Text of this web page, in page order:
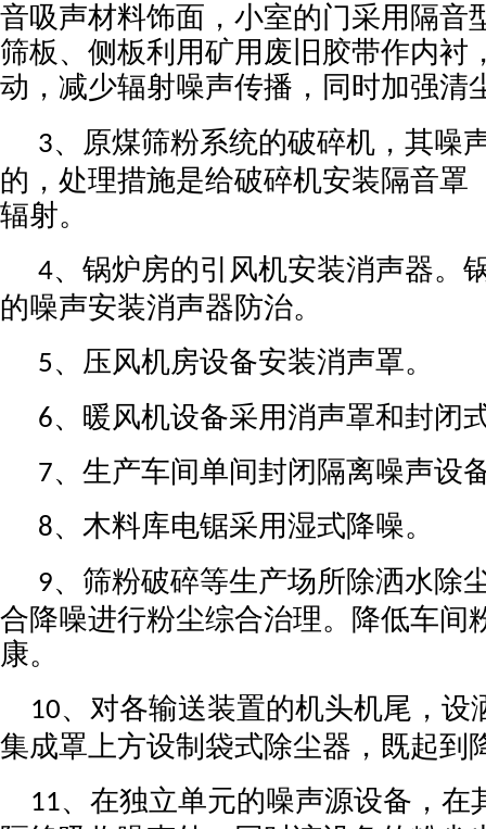
音吸声材料饰面，小室的门采用隔音
筛板、侧板利用矿用废旧胶带作内衬
动，减少辐射噪声传播，同时加强清
3、原煤筛粉系统的破碎机，其噪
的，处理措施是给破碎机安装隔音罩
辐射。
4、锅炉房的引风机安装消声器。
的噪声安装消声器防治。
5、压风机房设备安装消声罩。
6、暖风机设备采用消声罩和封闭
7、生产车间单间封闭隔离噪声设
8、木料库电锯采用湿式降噪。
9、筛粉破碎等生产场所除洒水除
合降噪进行粉尘综合治理。降低车间
康。
10、对各输送装置的机头机尾，
集成罩上方设制袋式除尘器，既起到
11、在独立单元的噪声源设备，